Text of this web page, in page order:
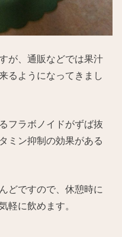
が、通販などでは果汁
るようになってきまし
フラボノイドがずば抜
ミン抑制の効果がある
どですので、休憩時に
軽に飲めます。